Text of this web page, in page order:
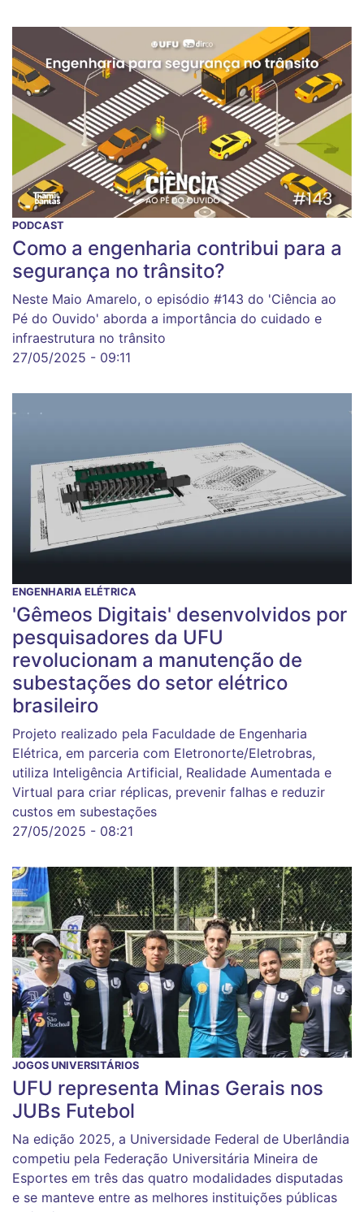
PODCAST
Como a engenharia contribui para a
segurança no trânsito?
Neste Maio Amarelo, o episódio #143 do 'Ciência ao
Pé do Ouvido' aborda a importância do cuidado e
infraestrutura no trânsito
27/05/2025 - 09:11
ENGENHARIA ELÉTRICA
'Gêmeos Digitais' desenvolvidos por
pesquisadores da UFU
revolucionam a manutenção de
subestações do setor elétrico
brasileiro
Projeto realizado pela Faculdade de Engenharia
Elétrica, em parceria com Eletronorte/Eletrobras,
utiliza Inteligência Artificial, Realidade Aumentada e
Virtual para criar réplicas, prevenir falhas e reduzir
custos em subestações
27/05/2025 - 08:21
JOGOS UNIVERSITÁRIOS
UFU representa Minas Gerais nos
JUBs Futebol
Na edição 2025, a Universidade Federal de Uberlândia
competiu pela Federação Universitária Mineira de
Esportes em três das quatro modalidades disputadas
e se manteve entre as melhores instituições públicas